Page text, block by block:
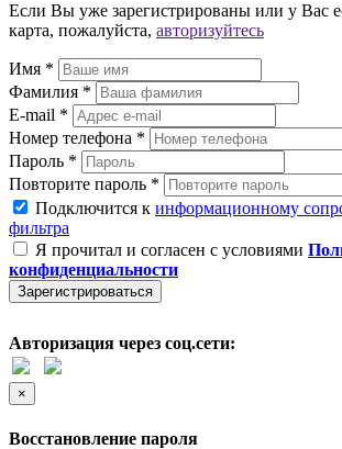
Если Вы уже зарегистрированы или у Вас
карта, пожалуйста, авторизуйтесь
Имя *
Фамилия *
E-mail *
Номер телефона *
Пароль *
Повторите пароль *
Подключится к информационному
фильтра
Я прочитал и согласен с условиями
конфиденциальности
Зарегистрироваться
Авторизация через соц.сети:
×
Восстановление пароля